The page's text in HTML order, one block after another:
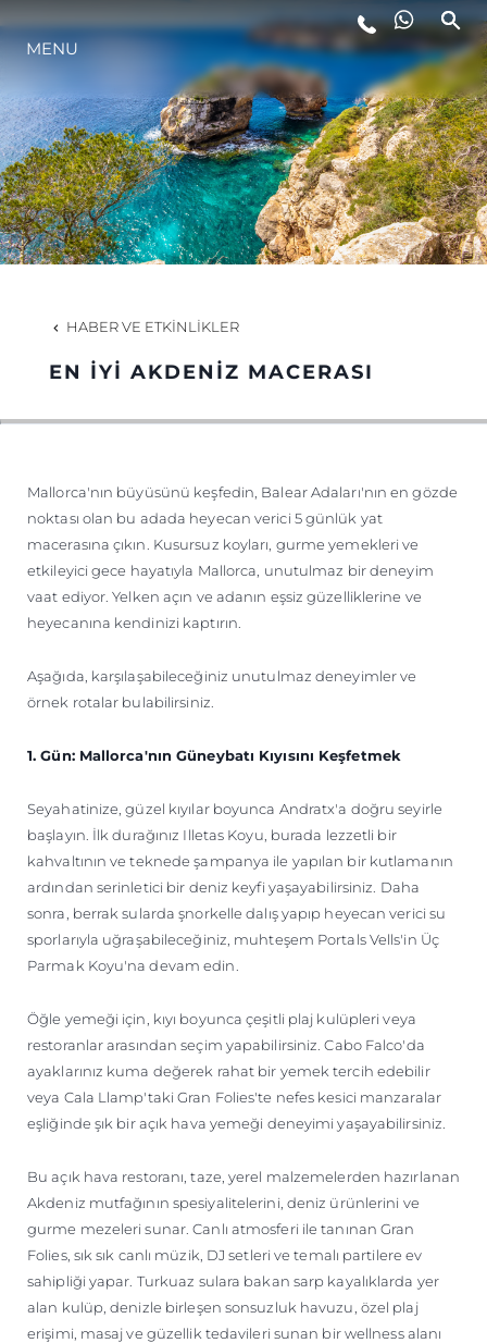
YAŞAM ŞEKLİ
YENILIK
ŞİRKET
MİRAS
ÖĞRENIN
MENU
HABER VE ETKINLIKLER
EN İYI AKDENIZ MACERASI
Mallorca'nın büyüsünü keşfedin, Balear Adaları'nın en gözde
noktası olan bu adada heyecan verici 5 günlük yat
macerasına çıkın. Kusursuz koyları, gurme yemekleri ve
etkileyici gece hayatıyla Mallorca, unutulmaz bir deneyim
vaat ediyor. Yelken açın ve adanın eşsiz güzelliklerine ve
heyecanına kendinizi kaptırın.
Aşağıda, karşılaşabileceğiniz unutulmaz deneyimler ve
örnek rotalar bulabilirsiniz.
1. Gün: Mallorca'nın Güneybatı Kıyısını Keşfetmek
Seyahatinize, güzel kıyılar boyunca Andratx'a doğru seyirle
başlayın. İlk durağınız Illetas Koyu, burada lezzetli bir
kahvaltının ve teknede şampanya ile yapılan bir kutlamanın
ardından serinletici bir deniz keyfi yaşayabilirsiniz. Daha
sonra, berrak sularda şnorkelle dalış yapıp heyecan verici su
sporlarıyla uğraşabileceğiniz, muhteşem Portals Vells'in Üç
Parmak Koyu'na devam edin.
Öğle yemeği için, kıyı boyunca çeşitli plaj kulüpleri veya
restoranlar arasından seçim yapabilirsiniz. Cabo Falco'da
ayaklarınız kuma değerek rahat bir yemek tercih edebilir
veya Cala Llamp'taki Gran Folies'te nefes kesici manzaralar
eşliğinde şık bir açık hava yemeği deneyimi yaşayabilirsiniz.
Bu açık hava restoranı, taze, yerel malzemelerden hazırlanan
Akdeniz mutfağının spesiyalitelerini, deniz ürünlerini ve
gurme mezeleri sunar. Canlı atmosferi ile tanınan Gran
Folies, sık sık canlı müzik, DJ setleri ve temalı partilere ev
sahipliği yapar. Turkuaz sulara bakan sarp kayalıklarda yer
alan kulüp, denizle birleşen sonsuzluk havuzu, özel plaj
erişimi, masaj ve güzellik tedavileri sunan bir wellness alanı